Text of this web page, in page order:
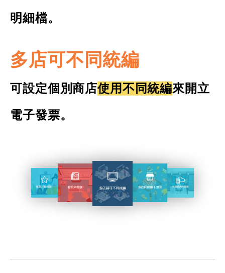
明細檔。
多店可不同統編
可設定個別商店使用不同統編來開立
電子發票。